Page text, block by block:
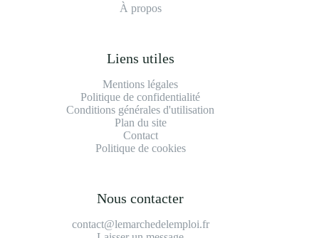
À propos
Liens utiles
Mentions légales
Politique de confidentialité
Conditions générales d'utilisation
Plan du site
Contact
Politique de cookies
Nous contacter
contact@lemarchedelemploi.fr